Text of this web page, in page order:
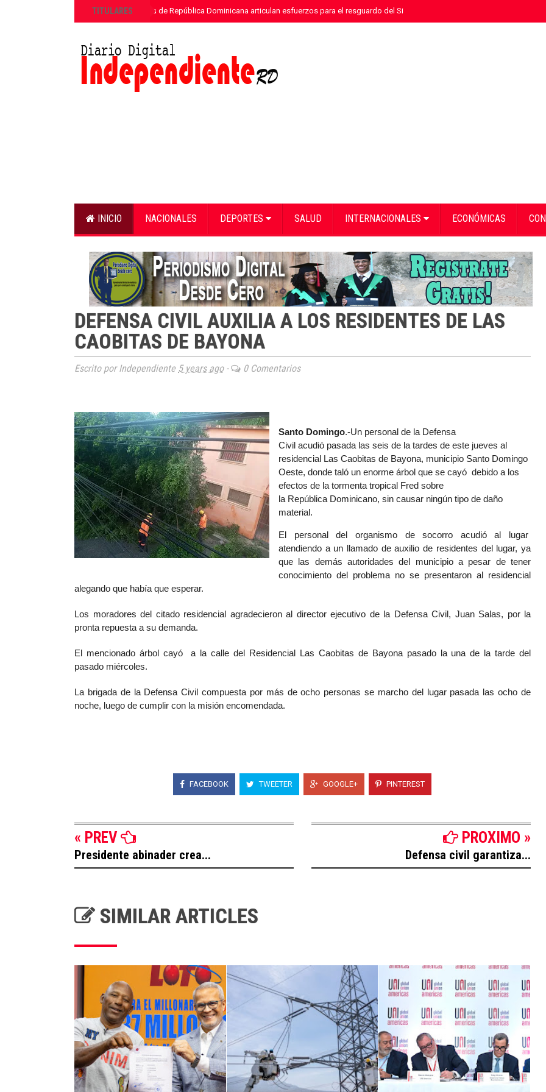
TITULARES
»ETED y la Armada de República Dominicana articulan esfuerzos para el resguardo del Sistema de Transmisión Eléctrica
INICIO NACIONALES DEPORTES SALUD INTERNACIONALES ECONÓMICAS
DEFENSA CIVIL AUXILIA A LOS RESIDENTES DE LAS
CAOBITAS DE BAYONA
Escrito por Independiente 5 years ago- 0 Comentarios
Santo Domingo.-Un personal de la Defensa
Civil acudió pasada las seis de la tardes de este jueves al
residencial Las Caobitas de Bayona, municipio Santo Domingo
Oeste, donde taló un enorme árbol que se cayó debido a los
efectos de la tormenta tropical Fred sobre
la República Dominicano, sin causar ningún tipo de daño
material.
El personal del organismo de socorro acudió al lugar
atendiendo a un llamado de auxilio de residentes del lugar, ya
que las demás autoridades del municipio a pesar de tener
conocimiento del problema no se presentaron al residencial
alegando que había que esperar.
Los moradores del citado residencial agradecieron al director ejecutivo de la Defensa Civil, Juan Salas, por la
pronta repuesta a su demanda.
El mencionado árbol cayó a la calle del Residencial Las Caobitas de Bayona pasado la una de la tarde del
pasado miércoles.
La brigada de la Defensa Civil compuesta por más de ocho personas se marcho del lugar pasada las ocho de
noche, luego de cumplir con la misión encomendada.
FACEBOOK TWEETER GOOGLE+ PINTEREST
« PREV
Presidente abinader crea...
PROXIMO »
Defensa civil garantiza...
SIMILAR ARTICLES